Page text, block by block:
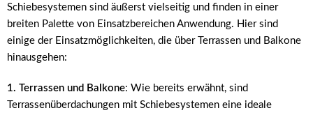
Schiebesystemen sind äußerst vielseitig und finden in einer
breiten Palette von Einsatzbereichen Anwendung. Hier sind
einige der Einsatzmöglichkeiten, die über Terrassen und Balkone
hinausgehen:
1. Terrassen und Balkone: Wie bereits erwähnt, sind
Terrassenüberdachungen mit Schiebesystemen eine ideale